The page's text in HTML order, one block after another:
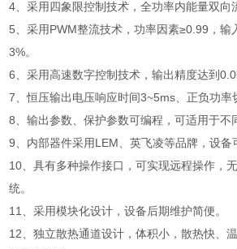
4、采用四象限控制技术，全功率内能量双向
5、采用PWM整流技术，功率因素≥0.99，输
3%。
6、采用高速数字控制技术，输出精度达到
7、恒压输出电压响应时间3~5ms、正负功率
8、输出参数、保护参数可编程，可适用于不
9、内部器件采用LEM、英飞凌等品牌，设备
10、具有多种操作接口，可实现远程操作，
统。
11、采用模块化设计，设备后期维护简便。
12、独立散热通道设计，体积小，散热快、